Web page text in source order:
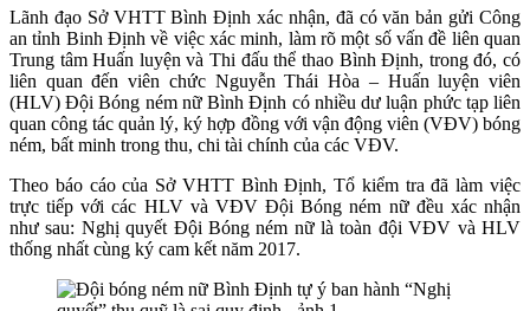
Lãnh đạo Sở VHTT Bình Định xác nhận, đã có văn bản gửi Công
an tỉnh Binh Định về việc xác minh, làm rõ một số vấn đề liên quan
Trung tâm Huấn luyện và Thi đấu thể thao Bình Định, trong đó, có
liên quan đến viên chức Nguyễn Thái Hòa – Huấn luyện viên
(HLV) Đội Bóng ném nữ Bình Định có nhiều dư luận phức tạp liên
quan công tác quản lý, ký hợp đồng với vận động viên (VĐV) bóng
ném, bất minh trong thu, chi tài chính của các VĐV.
Theo báo cáo của Sở VHTT Bình Định, Tổ kiểm tra đã làm việc
trực tiếp với các HLV và VĐV Đội Bóng ném nữ đều xác nhận
như sau: Nghị quyết Đội Bóng ném nữ là toàn đội VĐV và HLV
thống nhất cùng ký cam kết năm 2017.